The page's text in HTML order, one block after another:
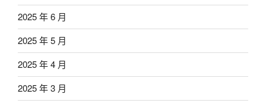
2025 年 6 月
2025 年 5 月
2025 年 4 月
2025 年 3 月